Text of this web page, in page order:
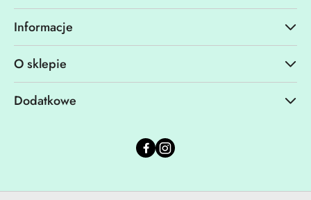
Informacje
O sklepie
Dodatkowe